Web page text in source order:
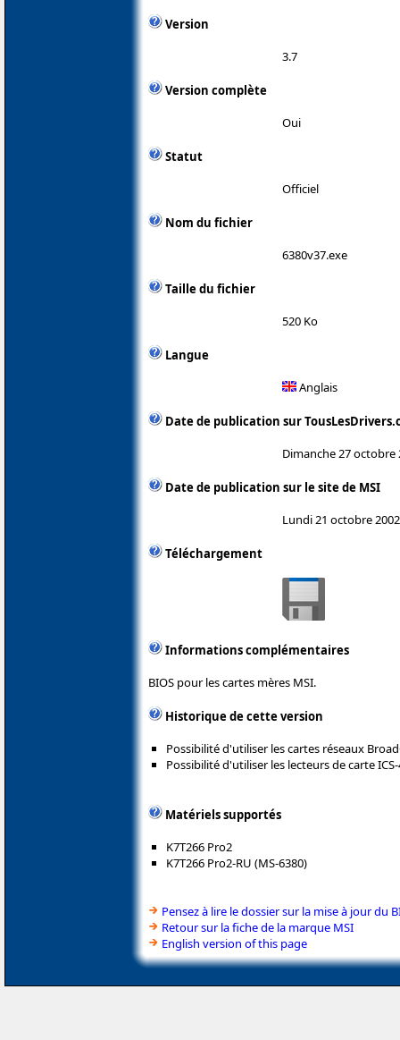
Version
3.7
Version complète
Oui
Statut
Officiel
Nom du fichier
6380v37.exe
Taille du fichier
520 Ko
Langue
Anglais
Date de publication sur
Dimanche 27 octobre
Date de publication sur le site de MSI
Lundi 21 octobre 2002
Téléchargement
Informations complémentaires
BIOS pour les cartes mères MSI.
Historique de cette version
Possibilité d'utiliser les cartes réseaux
Possibilité d'utiliser les lecteurs de carte ICS-
Matériels supportés
K7T266 Pro2
K7T266 Pro2-RU (MS-6380)
Pensez à lire le dossier sur la mise à jour du
Retour sur la fiche de la marque MSI
English version of this page